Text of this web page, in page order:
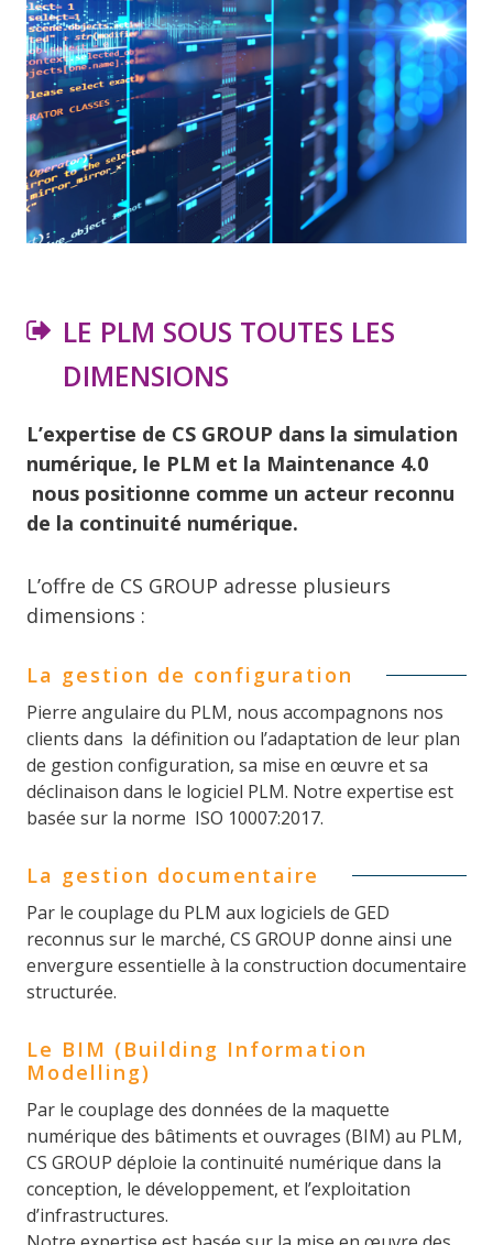
LE PLM SOUS TOUTES LES
DIMENSIONS
L’expertise de CS GROUP dans la simulation
numérique, le PLM et la Maintenance 4.0
nous positionne comme un acteur reconnu
de la continuité numérique.
L’offre de CS GROUP adresse plusieurs
dimensions :
La gestion de configuration
Pierre angulaire du PLM, nous accompagnons nos
clients dans la définition ou l’adaptation de leur plan
de gestion configuration, sa mise en œuvre et sa
déclinaison dans le logiciel PLM. Notre expertise est
basée sur la norme ISO 10007:2017.
La gestion documentaire
Par le couplage du PLM aux logiciels de GED
reconnus sur le marché, CS GROUP donne ainsi une
envergure essentielle à la construction documentaire
structurée.
Le BIM (Building Information
Modelling)
Par le couplage des données de la maquette
numérique des bâtiments et ouvrages (BIM) au PLM,
CS GROUP déploie la continuité numérique dans la
conception, le développement, et l’exploitation
d’infrastructures.